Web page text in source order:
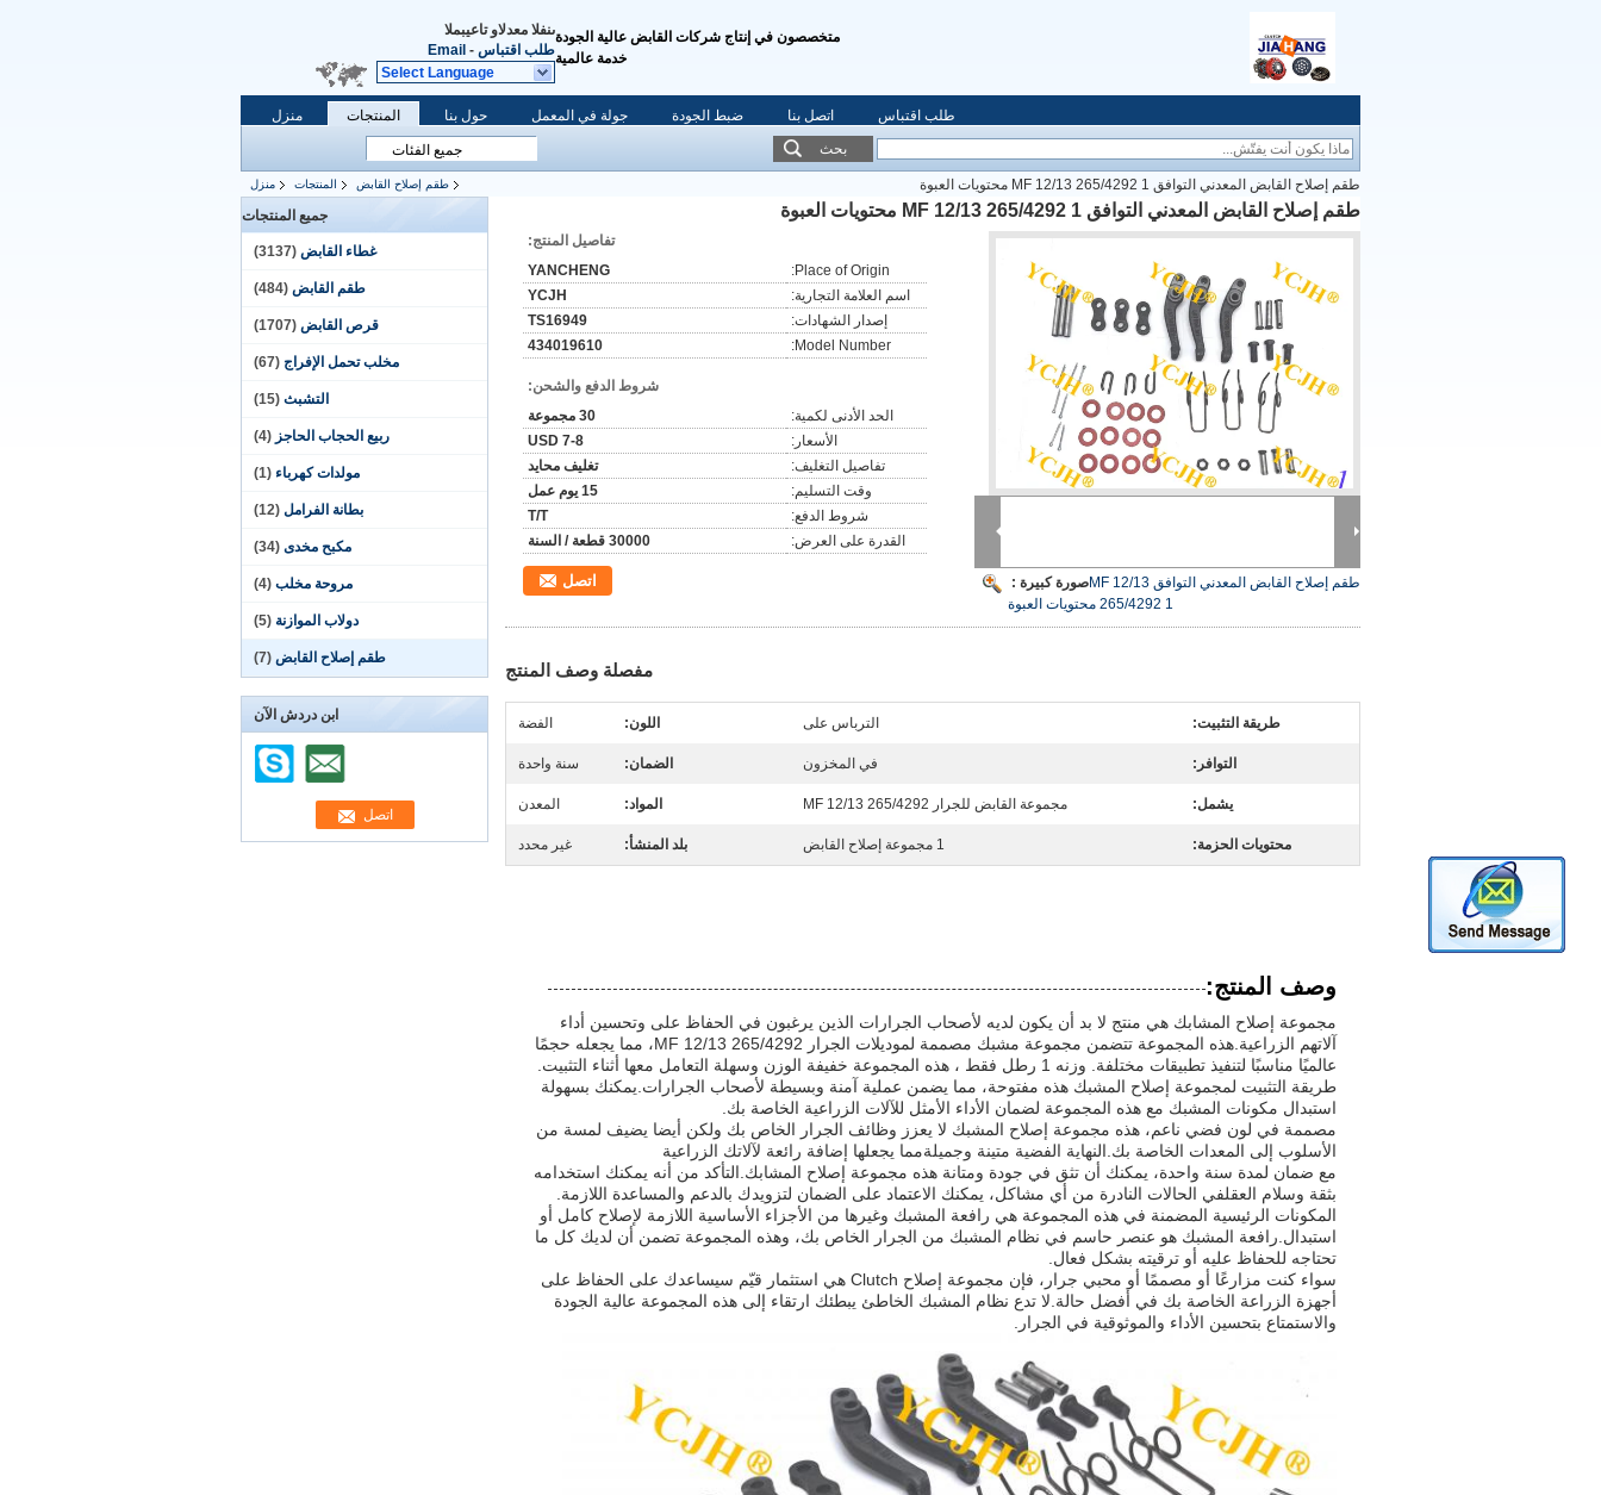
متخصصون في إنتاج شركات القابض عالية الجودة
خدمة عالمية
المبيعات والدعم الفنى
طلب اقتباس -
Email
Select Language
منزل المنتجات حول بنا جولة في المعمل ضبط الجودة اتصل بنا
طلب اقتباس
بحث
منزل المنتجات طقم إصلاح القابض
طقم إصلاح القابض المعدني التوافق MF 12/13 265/4292 1 محتويات العبوة
جميع المنتجات
غطاء القابض (3137)
طقم القابض (484)
قرص القابض (1707)
مخلب تحمل الإفراج (67)
التشبث (15)
ربيع الحجاب الحاجز (4)
مولدات كهرباء (1)
بطانة الفرامل (12)
مكبح مخدى (34)
مروحة مخلب (4)
دولاب الموازنة (5)
طقم إصلاح القابض (7)
ابن دردش الآن
طقم إصلاح القابض المعدني التوافق MF 12/13 265/4292 1 محتويات العبوة
صورة كبيرة :طقم إصلاح القابض المعدني التوافق MF 12/13
265/4292 1 محتويات العبوة
تفاصيل المنتج:
Place of Origin:
YANCHENG
اسم العلامة التجارية:
YCJH
إصدار الشهادات:
TS16949
Model Number:
434019610
شروط الدفع والشحن:
الحد الأدنى لكمية:
30 مجموعة
الأسعار:
USD 7-8
تفاصيل التغليف:
تغليف محايد
وقت التسليم:
15 يوم عمل
شروط الدفع:
T/T
القدرة على العرض:
30000 قطعة / السنة
اتصل
مفصلة وصف المنتج
طريقة التثبيت: الترباس على اللون: الفضة
التوافر: في المخزون الضمان: سنة واحدة
يشمل: مجموعة القابض للجرار MF 12/13 265/4292 المواد: المعدن
محتويات الحزمة: 1 مجموعة إصلاح القابض بلد المنشأ: غير محدد
وصف المنتج:
مجموعة إصلاح المشابك هي منتج لا بد أن يكون لديه لأصحاب الجرارات الذين يرغبون في الحفاظ على وتحسين أداء
آلاتهم الزراعية.هذه المجموعة تتضمن مجموعة مشبك مصممة لموديلات الجرار MF 12/13 265/4292، مما يجعله حجمًا
عالميًا مناسبًا لتنفيذ تطبيقات مختلفة. وزنه 1 رطل فقط ، هذه المجموعة خفيفة الوزن وسهلة التعامل معها أثناء التثبيت.
طريقة التثبيت لمجموعة إصلاح المشبك هذه مفتوحة، مما يضمن عملية آمنة وبسيطة لأصحاب الجرارات.يمكنك بسهولة
استبدال مكونات المشبك مع هذه المجموعة لضمان الأداء الأمثل للآلات الزراعية الخاصة بك.
مصممة في لون فضي ناعم، هذه مجموعة إصلاح المشبك لا يعزز وظائف الجرار الخاص بك ولكن أيضا يضيف لمسة من
الأسلوب إلى المعدات الخاصة بك.النهاية الفضية متينة وجميلةمما يجعلها إضافة رائعة لآلاتك الزراعية
مع ضمان لمدة سنة واحدة، يمكنك أن تثق في جودة ومتانة هذه مجموعة إصلاح المشابك.التأكد من أنه يمكنك استخدامه
بثقة وسلام العقلفي الحالات النادرة من أي مشاكل، يمكنك الاعتماد على الضمان لتزويدك بالدعم والمساعدة اللازمة.
المكونات الرئيسية المضمنة في هذه المجموعة هي رافعة المشبك وغيرها من الأجزاء الأساسية اللازمة لإصلاح كامل أو
استبدال.رافعة المشبك هو عنصر حاسم في نظام المشبك من الجرار الخاص بك، وهذه المجموعة تضمن أن لديك كل ما
تحتاجه للحفاظ عليه أو ترقيته بشكل فعال.
سواء كنت مزارعًا أو مصممًا أو محبي جرار، فإن مجموعة إصلاح Clutch هي استثمار قيّم سيساعدك على الحفاظ على
أجهزة الزراعة الخاصة بك في أفضل حالة.لا تدع نظام المشبك الخاطئ يبطئك ارتقاء إلى هذه المجموعة عالية الجودة
والاستمتاع بتحسين الأداء والموثوقية في الجرار.